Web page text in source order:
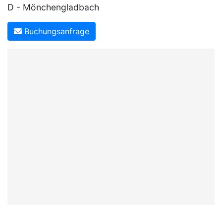
D - Mönchengladbach
Buchungsanfrage